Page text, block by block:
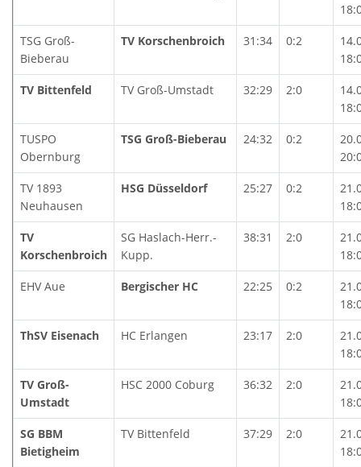
TSG Groß-
Bieberau
TV Korschenbroich 31:34 0:2
TV Bittenfeld TV Groß-Umstadt 32:29 2:0
TUSPO
Obernburg
TSG Groß-Bieberau 24:32 0:2
TV 1893
Neuhausen
HSG Düsseldorf 25:27 0:2
TV
Korschenbroich
SG Haslach-Herr.-
Kupp.
38:31 2:0
EHV Aue Bergischer HC 22:25 0:2
ThSV Eisenach HC Erlangen 23:17 2:0
TV Groß-
Umstadt
HSC 2000 Coburg 36:32 2:0
SG BBM
Bietigheim
TV Bittenfeld 37:29 2:0